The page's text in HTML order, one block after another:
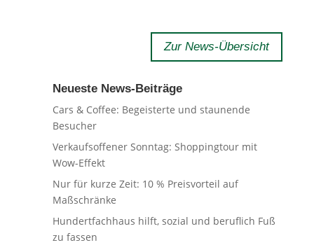
Zur News-Übersicht
Neueste News-Beiträge
Cars & Coffee: Begeisterte und staunende
Besucher
Verkaufsoffener Sonntag: Shoppingtour mit
Wow-Effekt
Nur für kurze Zeit: 10 % Preisvorteil auf
Maßschränke
Hundertfachhaus hilft, sozial und beruflich Fuß
zu fassen